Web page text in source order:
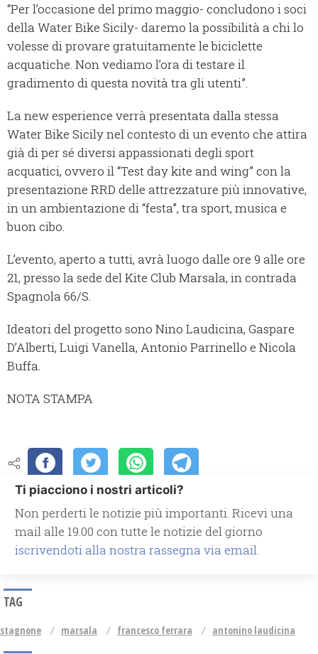
“Per l’occasione del primo maggio- concludono i soci
della Water Bike Sicily- daremo la possibilità a chi lo
volesse di provare gratuitamente le biciclette
acquatiche. Non vediamo l’ora di testare il
gradimento di questa novità tra gli utenti”.
La new esperience verrà presentata dalla stessa
Water Bike Sicily nel contesto di un evento che attira
già di per sé diversi appassionati degli sport
acquatici, ovvero il “Test day kite and wing” con la
presentazione RRD delle attrezzature più innovative,
in un ambientazione di “festa”, tra sport, musica e
buon cibo.
L’evento, aperto a tutti, avrà luogo dalle ore 9 alle ore
21, presso la sede del Kite Club Marsala, in contrada
Spagnola 66/S.
Ideatori del progetto sono Nino Laudicina, Gaspare
D’Alberti, Luigi Vanella, Antonio Parrinello e Nicola
Buffa.
NOTA STAMPA
Ti piacciono i nostri articoli?
Non perderti le notizie più importanti. Ricevi una
mail alle 19.00 con tutte le notizie del giorno
iscrivendoti alla nostra rassegna via email.
TAG
stagnone marsala francesco ferrara antonino laudicina